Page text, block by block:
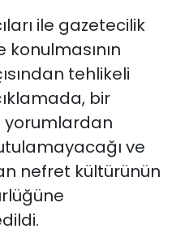
ile gazetecilik
tehlikeli
bir
yorumlardan
ve
nefret kültürünün